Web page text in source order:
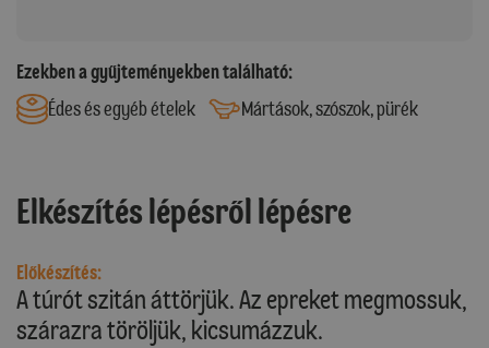
Ezekben a gyűjteményekben található:
Édes és egyéb ételek
Mártások, szószok, pürék
Elkészítés lépésről lépésre
Előkészítés:
A túrót szitán áttörjük. Az epreket megmossuk,
szárazra töröljük, kicsumázzuk.